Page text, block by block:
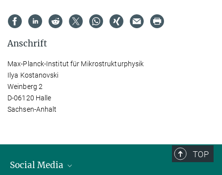
Anschrift
Max-Planck-Institut für Mikrostrukturphysik
Ilya Kostanovski
Weinberg 2
D-06120 Halle
Sachsen-Anhalt
TOP
Social Media